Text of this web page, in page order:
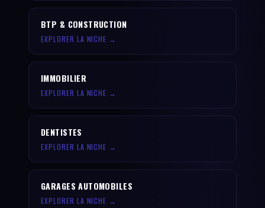
BTP & CONSTRUCTION
EXPLORER LA NICHE →
IMMOBILIER
EXPLORER LA NICHE →
DENTISTES
EXPLORER LA NICHE →
GARAGES AUTOMOBILES
EXPLORER LA NICHE →